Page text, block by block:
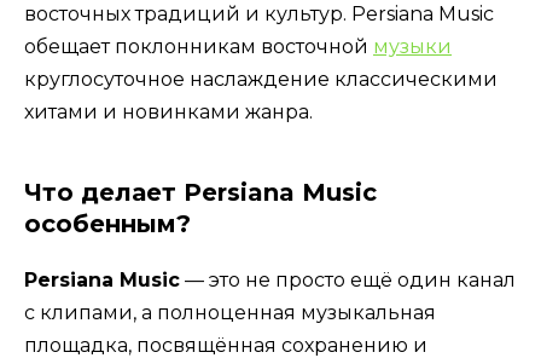
восточных традиций и культур. Persiana Music
обещает поклонникам восточной музыки
круглосуточное наслаждение классическими
хитами и новинками жанра.
Что делает Persiana Music
особенным?
Persiana Music — это не просто ещё один канал
с клипами, а полноценная музыкальная
площадка, посвящённая сохранению и